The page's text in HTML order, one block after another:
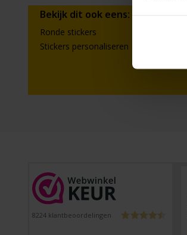
Bekijk dit ook eens:
Ronde stickers
Stickers personaliseren
8224 klantbeoordelingen